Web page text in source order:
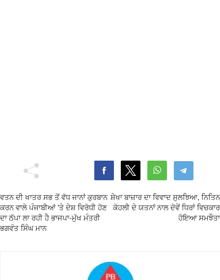
ਵਤਨ ਦੀ ਖਾਤਰ ਸਭ ਤੋਂ ਵੱਧ ਜਾਨਾਂ ਕੁਰਬਾਨ
ਕਰਨ ਵਾਲੇ ਪੰਜਾਬੀਆਂ ’ਤੇ ਦੇਸ਼ ਵਿਰੋਧੀ ਹੋਣ
ਦਾ ਠੱਪਾ ਲਾ ਰਹੀ ਹੈ ਭਾਜਪਾ-ਮੁੱਖ ਮੰਤਰੀ
ਭਗਵੰਤ ਸਿੰਘ ਮਾਨ
ਸ਼ੇਖਾ ਬਾਜ਼ਾਰ ਦਾ ਵਿਵਾਦ ਸੁਲਝਿਆ, ਨਿਤਿਨ
ਕੋਹਲੀ ਦੇ ਯਤਨਾਂ ਨਾਲ ਦੋਵੇਂ ਧਿਰਾਂ ਵਿਚਕਾਰ
ਹੋਇਆ ਸਮਝੌਤਾ